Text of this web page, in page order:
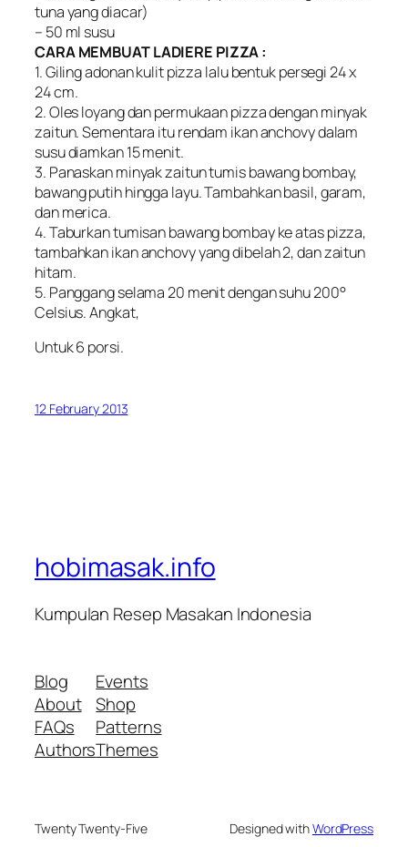
tuna yang diacar)
– 50 ml susu
CARA MEMBUAT LADIERE PIZZA :
1. Giling adonan kulit pizza lalu bentuk persegi 24 x
24 cm.
2. Oles loyang dan permukaan pizza dengan minyak
zaitun. Sementara itu rendam ikan anchovy dalam
susu diamkan 15 menit.
3. Panaskan minyak zaitun tumis bawang bombay,
bawang putih hingga layu. Tambahkan basil, garam,
dan merica.
4. Taburkan tumisan bawang bombay ke atas pizza,
tambahkan ikan anchovy yang dibelah 2, dan zaitun
hitam.
5. Panggang selama 20 menit dengan suhu 200°
Celsius. Angkat,
Untuk 6 porsi.
12 February 2013
hobimasak.info
Kumpulan Resep Masakan Indonesia
Blog
About
FAQs
Authors
Events
Shop
Patterns
Themes
Twenty Twenty-Five Designed withWordPress